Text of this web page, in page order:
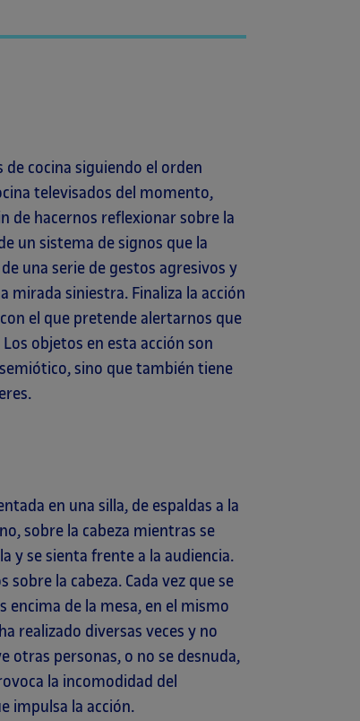
cocina siguiendo el orden
televisados del momento,
de hacernos reflexionar sobre la
un sistema de signos que la
una serie de gestos agresivos y
mirada siniestra. Finaliza la acción
el que pretende alertarnos que
objetos en esta acción son
sino que también tiene
en una silla, de espaldas a la
sobre la cabeza mientras se
y se sienta frente a la audiencia.
la cabeza. Cada vez que se
encima de la mesa, en el mismo
realizado diversas veces y no
otras personas, o no se desnuda,
la incomodidad del
impulsa la acción.